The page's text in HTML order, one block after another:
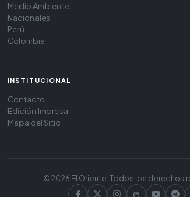
Medio Ambiente
Nacionales
Perú
Colombia
INSTITUCIONAL
Contacto
Edición Impresa
Mapa del Sitio
© 2026 El Oriente. Todos los derechos